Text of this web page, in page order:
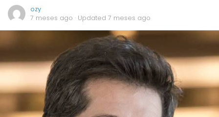
ozy
7 meses ago · Updated 7 meses ago